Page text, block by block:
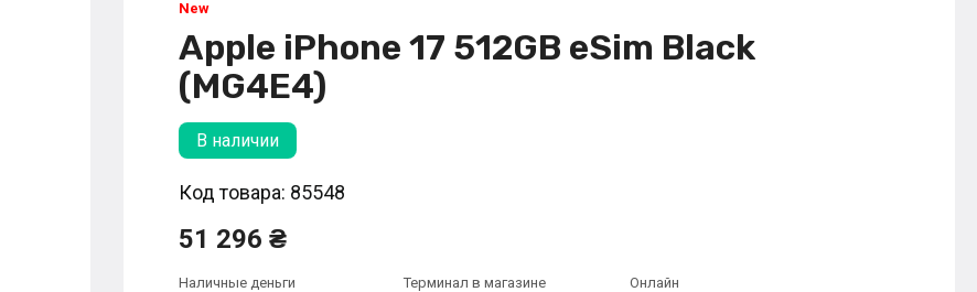
Apple iPhone 17 512GB eSim Black
(MG4E4)
В наличии
Код товара: 85548
51 296 ₴
Наличные деньги
Терминал в магазине
Онлайн